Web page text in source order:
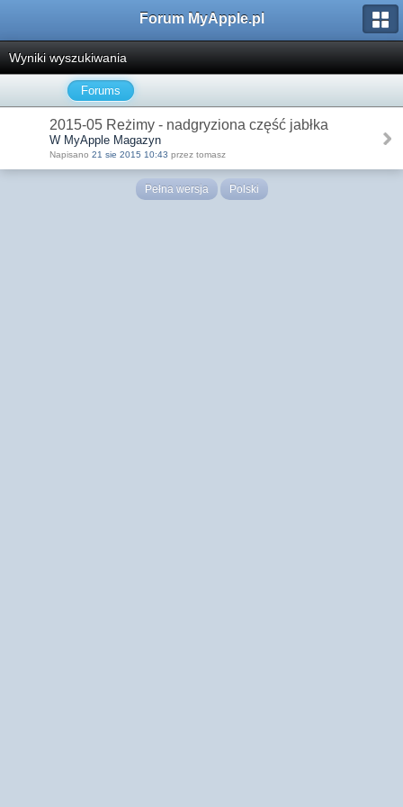
Forum MyApple.pl
Wyniki wyszukiwania
Forums
2015-05 Reżimy - nadgryziona część jabłka
W MyApple Magazyn
Napisano 21 sie 2015 10:43 przez tomasz
Pełna wersja Polski